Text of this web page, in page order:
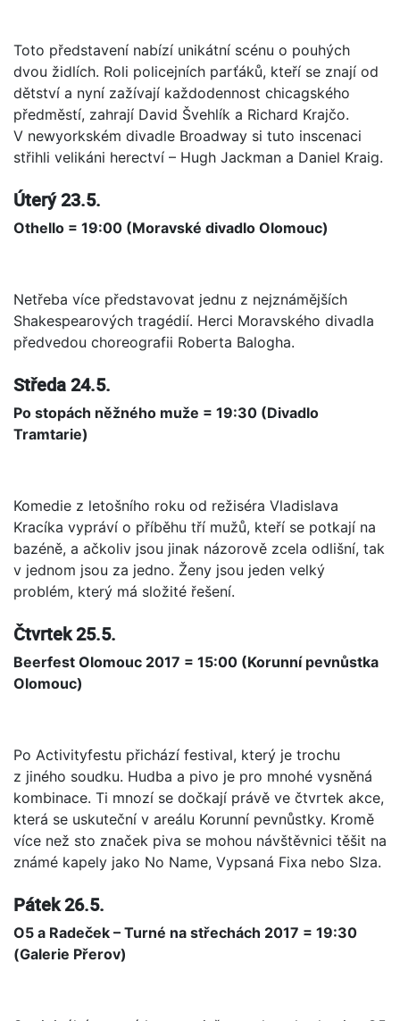
Toto představení nabízí unikátní scénu o pouhých
dvou židlích. Roli policejních parťáků, kteří se znají od
dětství a nyní zažívají každodennost chicagského
předměstí, zahrají David Švehlík a Richard Krajčo.
V newyorkském divadle Broadway si tuto inscenaci
střihli velikáni herectví – Hugh Jackman a Daniel Kraig.
Úterý 23.5.
Othello = 19:00 (Moravské divadlo Olomouc)
Netřeba více představovat jednu z nejznámějších
Shakespearových tragédií. Herci Moravského divadla
předvedou choreografii Roberta Balogha.
Středa 24.5.
Po stopách něžného muže = 19:30 (Divadlo
Tramtarie)
Komedie z letošního roku od režiséra Vladislava
Kracíka vypráví o příběhu tří mužů, kteří se potkají na
bazéně, a ačkoliv jsou jinak názorově zcela odlišní, tak
v jednom jsou za jedno. Ženy jsou jeden velký
problém, který má složité řešení.
Čtvrtek 25.5.
Beerfest Olomouc 2017 = 15:00 (Korunní pevnůstka
Olomouc)
Po Activityfestu přichází festival, který je trochu
z jiného soudku. Hudba a pivo je pro mnohé vysněná
kombinace. Ti mnozí se dočkají právě ve čtvrtek akce,
která se uskuteční v areálu Korunní pevnůstky. Kromě
více než sto značek piva se mohou návštěvnici těšit na
známé kapely jako No Name, Vypsaná Fixa nebo Slza.
Pátek 26.5.
O5 a Radeček – Turné na střechách 2017 = 19:30
(Galerie Přerov)